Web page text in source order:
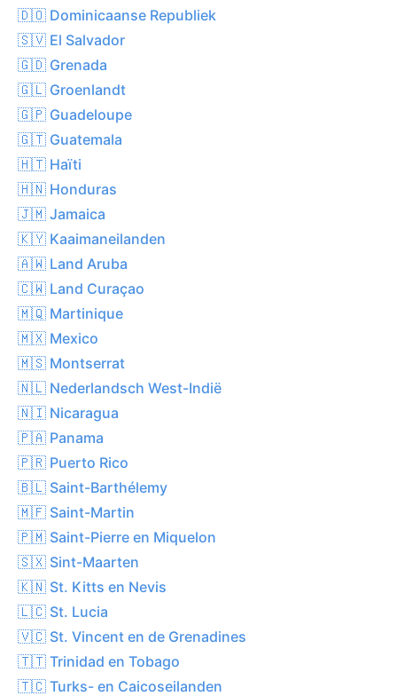
🇩🇴 Dominicaanse Republiek
🇸🇻 El Salvador
🇬🇩 Grenada
🇬🇱 Groenlandt
🇬🇵 Guadeloupe
🇬🇹 Guatemala
🇭🇹 Haïti
🇭🇳 Honduras
🇯🇲 Jamaica
🇰🇾 Kaaimaneilanden
🇦🇼 Land Aruba
🇨🇼 Land Curaçao
🇲🇶 Martinique
🇲🇽 Mexico
🇲🇸 Montserrat
🇳🇱 Nederlandsch West-Indië
🇳🇮 Nicaragua
🇵🇦 Panama
🇵🇷 Puerto Rico
🇧🇱 Saint-Barthélemy
🇲🇫 Saint-Martin
🇵🇲 Saint-Pierre en Miquelon
🇸🇽 Sint-Maarten
🇰🇳 St. Kitts en Nevis
🇱🇨 St. Lucia
🇻🇨 St. Vincent en de Grenadines
🇹🇹 Trinidad en Tobago
🇹🇨 Turks- en Caicoseilanden